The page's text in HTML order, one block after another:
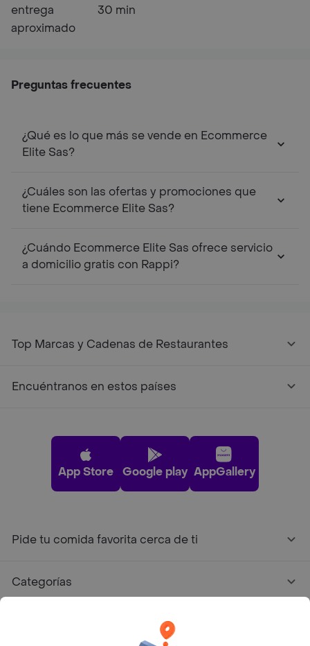
entrega
aproximado
30 min
Preguntas frecuentes
¿Qué es lo que más se vende en Ecommerce
Elite Sas?
¿Cuáles son las ofertas y promociones que
tiene Ecommerce Elite Sas?
¿Cuándo Ecommerce Elite Sas ofrece servicio
a domicilio gratis con Rappi?
Top Marcas y Cadenas de Restaurantes
Encuéntranos en estos países
App Store Google play AppGallery
Pide tu comida favorita cerca de ti
Categorías